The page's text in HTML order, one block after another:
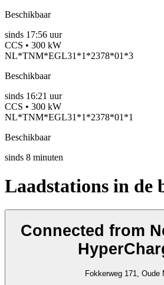
Beschikbaar
sinds 17:56 uur
CCS • 300 kW
NL*TNM*EGL31*1*2378*01*3
Beschikbaar
sinds 16:21 uur
CCS • 300 kW
NL*TNM*EGL31*1*2378*01*1
Beschikbaar
sinds 8 minuten
Laadstations in de
Connected from
Fokkerweg 171, Oude